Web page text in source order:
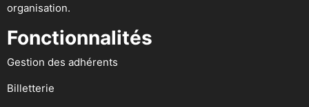
organisation.
Fonctionnalités
Gestion des adhérents
Billetterie